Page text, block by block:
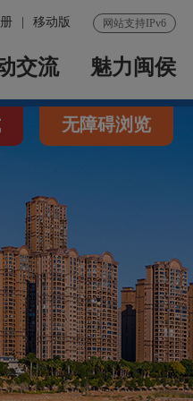
网站支持IPv6
移动版
交流 魅力闽侯
无障碍浏览